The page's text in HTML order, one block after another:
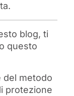
blog, ti
questo
del metodo
protezione